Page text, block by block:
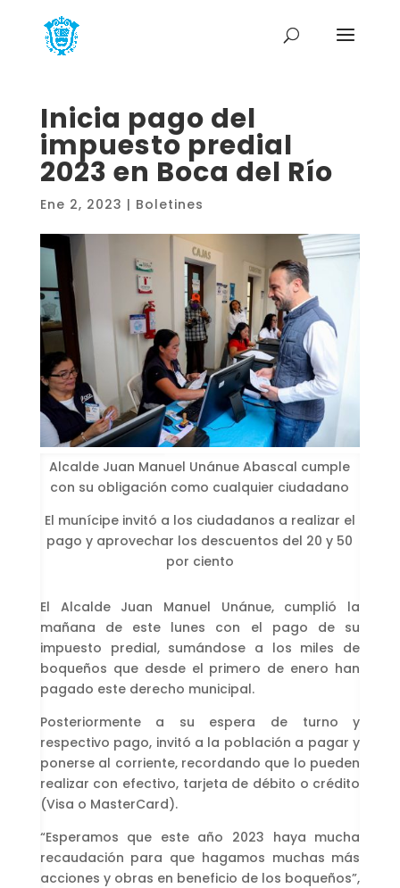
Inicia pago del
impuesto predial
2023 en Boca del Río
Ene 2, 2023 | Boletines
Alcalde Juan Manuel Unánue Abascal cumple
con su obligación como cualquier ciudadano
El munícipe invitó a los ciudadanos a realizar el
pago y aprovechar los descuentos del 20 y 50
por ciento
El Alcalde Juan Manuel Unánue, cumplió la
mañana de este lunes con el pago de su
impuesto predial, sumándose a los miles de
boqueños que desde el primero de enero han
pagado este derecho municipal.
Posteriormente a su espera de turno y
respectivo pago, invitó a la población a pagar y
ponerse al corriente, recordando que lo pueden
realizar con efectivo, tarjeta de débito o crédito
(Visa o MasterCard).
“Esperamos que este año 2023 haya mucha
recaudación para que hagamos muchas más
acciones y obras en beneficio de los boqueños”,